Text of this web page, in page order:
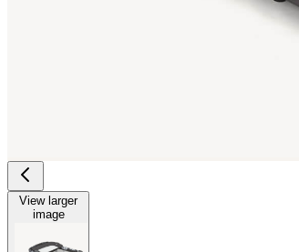
View larger
image